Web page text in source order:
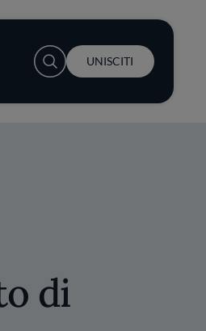
User account menu
UNISCITI
di